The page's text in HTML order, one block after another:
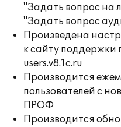
"Задать вопрос на
"Задать вопрос
Произведена
к сайту поддержки
users.v8.1c.ru
Производится
пользователей с
ПРОФ
Производится